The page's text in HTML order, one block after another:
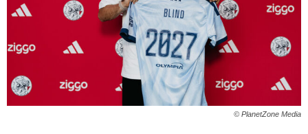
© PlanetZone Media